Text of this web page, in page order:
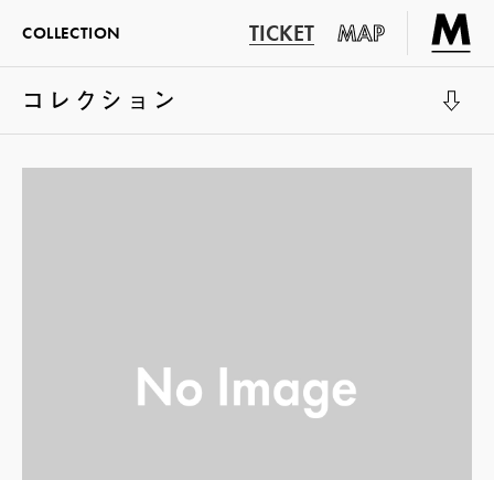
COLLECTION TICKET MAP
コレクション
展示室1